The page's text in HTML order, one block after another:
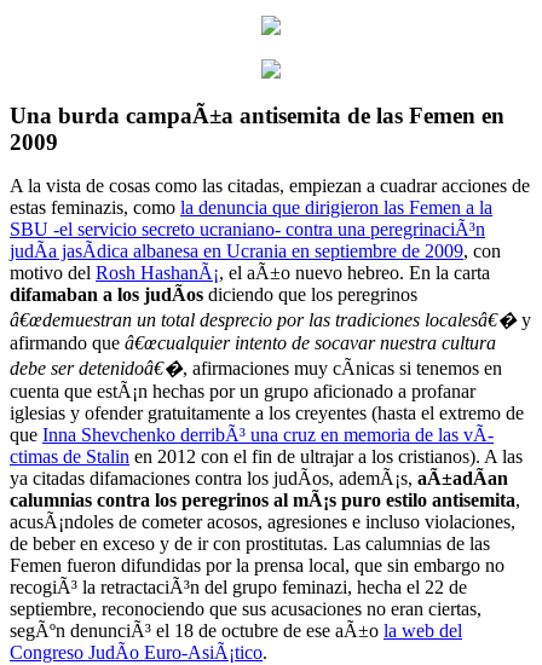
Una burda campaÃ±a antisemita de las Femen en
2009
A la vista de cosas como las citadas, empiezan a cuadrar acciones de
estas feminazis, como la denuncia que dirigieron las Femen a la
SBU -el servicio secreto ucraniano- contra una peregrinaciÃ³n
judÃ­a jasÃ­dica albanesa en Ucrania en septiembre de 2009, con
motivo del Rosh HashanÃ¡, el aÃ±o nuevo hebreo. En la carta
difamaban a los judÃ­os diciendo que los peregrinos
â€œdemuestran un total desprecio por las tradiciones localesâ€�y
afirmando que â€œcualquier intento de socavar nuestra cultura
debe ser detenidoâ€�, afirmaciones muy cÃ­nicas si tenemos en
cuenta que estÃ¡n hechas por un grupo aficionado a profanar
iglesias y ofender gratuitamente a los creyentes (hasta el extremo de
que Inna Shevchenko derribÃ³ una cruz en memoria de las vÃ­
ctimas de Stalin en 2012 con el fin de ultrajar a los cristianos). A las
ya citadas difamaciones contra los judÃ­os, ademÃ¡s, aÃ±adÃ­an
calumnias contra los peregrinos al mÃ¡s puro estilo antisemita,
acusÃ¡ndoles de cometer acosos, agresiones e incluso violaciones,
de beber en exceso y de ir con prostitutas. Las calumnias de las
Femen fueron difundidas por la prensa local, que sin embargo no
recogiÃ³ la retractaciÃ³n del grupo feminazi, hecha el 22 de
septiembre, reconociendo que sus acusaciones no eran ciertas,
segÃºn denunciÃ³ el 18 de octubre de ese aÃ±o la web del
Congreso JudÃ­o Euro-AsiÃ¡tico.